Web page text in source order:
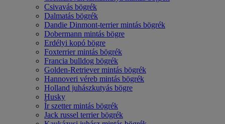
Csivavás bögrék
Dalmatás bögrék
Dandie Dinmont-terrier mintás bögrék
Dobermann mintás bögre
Erdélyi kopó bögre
Foxterrier mintás bögrék
Francia bulldog bögrék
Golden-Retriever mintás bögrék
Hannoveri véreb mintás bögrék
Holland juhászkutyás bögre
Husky
Ír szetter mintás bögrék
Jack russel terrier bögrék